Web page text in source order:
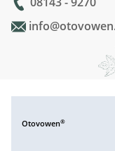
Otovowen®